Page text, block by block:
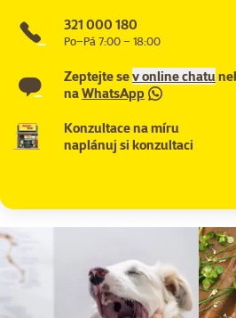
321 000 180
Po–Pá 7:00 – 18:00
Zeptejte sev online chatu
naWhatsApp
Konzultace na míru
naplánuj si konzultaci